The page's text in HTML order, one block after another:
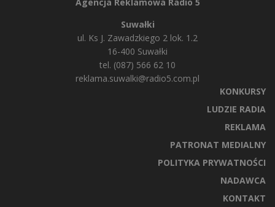
Suwałki
ul. Ks J. Zawadzkiego 2 lok. 1.2
16-400 Suwałki
tel. (087) 566 62 10
reklama.suwalki@radio5.com.pl
KONKURSY
LUDZIE RADIA
REKLAMA
PATRONAT MEDIALNY
POLITYKA PRYWATNOŚCI
NADAWCA
KONTAKT